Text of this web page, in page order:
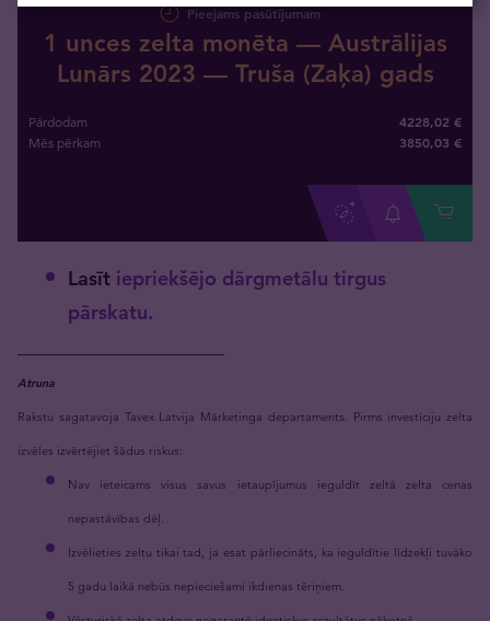
Pieejams pasūtījumam
1 unces zelta monēta — Austrālijas
Lunārs 2023 — Truša (Zaķa) gads
Pārdodam 4228,02 €
Mēs pērkam 3850,03 €
Lasīt iepriekšējo dārgmetālu tirgus
pārskatu.
Atruna
Rakstu sagatavoja Tavex Latvija Mārketinga departaments. Pirms investīciju zelta
izvēles izvērtējiet šādus riskus:
Nav ieteicams visus savus ietaupījumus ieguldīt zeltā zelta cenas
nepastāvības dēļ.
Izvēlieties zeltu tikai tad, ja esat pārliecināts, ka ieguldītie līdzekļi tuvāko
5 gadu laikā nebūs nepieciešami ikdienas tēriņiem.